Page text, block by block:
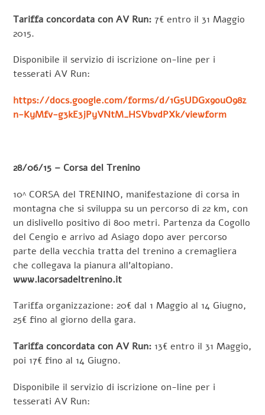
Tariffa concordata con AV Run:7€ entro il 31 Maggio
2015.
Disponibile il servizio di iscrizione on-line per i
tesserati AV Run:
https://docs.google.com/forms/d/1G5UDGx9ouO98z
n-KyMfv-g3kE3jPyVNtM_HSVbvdPXk/viewform
28/06/15 – Corsa del Trenino
10^ CORSA del TRENINO, manifestazione di corsa in
montagna che si sviluppa su un percorso di 22 km, con
un dislivello positivo di 800 metri. Partenza da Cogollo
del Cengio e arrivo ad Asiago dopo aver percorso
parte della vecchia tratta del trenino a cremagliera
che collegava la pianura all’altopiano.
www.lacorsadeltrenino.it
Tariffa organizzazione: 20€ dal 1 Maggio al 14 Giugno,
25€ fino al giorno della gara.
Tariffa concordata con AV Run: 13€ entro il 31 Maggio,
poi 17€ fino al 14 Giugno.
Disponibile il servizio di iscrizione on-line per i
tesserati AV Run: